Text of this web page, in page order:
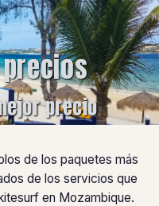
precio
de los paquetes más
de los servicios que
en Mozambique.